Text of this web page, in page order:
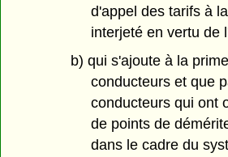
d'appel des tarifs à
interjeté en vertu de
b) qui s'ajoute à la
conducteurs et que
conducteurs qui ont
de points de
dans le cadre du